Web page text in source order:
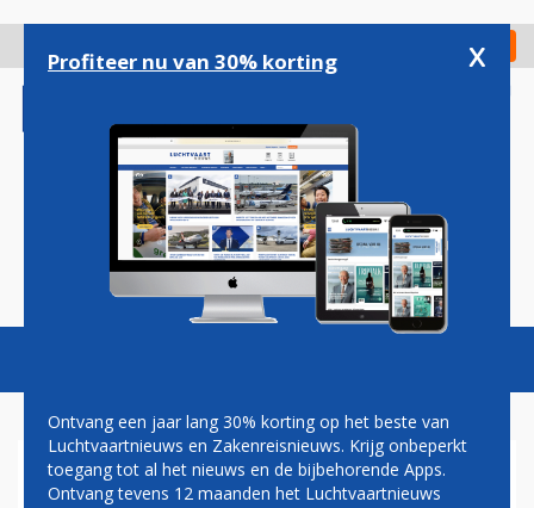
gaan
Check in
Magazine Podcasts Vacatures
PERSONEEL NS GAAT
Profiteer nu van 30% korting x
Ontvang een jaar lang 30% korting op het beste van
Luchtvaartnieuws en Zakenreisnieuws. Krijg onbeperkt
toegang tot al het nieuws en de bijbehorende Apps.
Ontvang tevens 12 maanden het Luchtvaartnieuws